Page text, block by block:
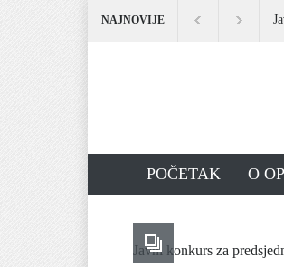
NAJNOVIJE
POČETAK O
Javni konkurs za